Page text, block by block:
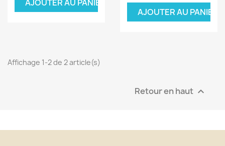
AJOUTER AU PANIER
AJOUTER AU PANIER
Affichage 1-2 de 2 article(s)
Retour en haut 